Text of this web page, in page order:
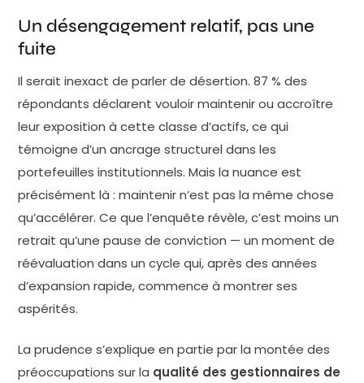
sécurisé aux stratégies mezzanine ou distressed bien
plus risquées. Le spectre des fonds zombis C'est …
Un désengagement relatif, pas une
fuite
Il serait inexact de parler de désertion. 87 % des
répondants déclarent vouloir maintenir ou accroître
leur exposition à cette classe d’actifs, ce qui
témoigne d’un ancrage structurel dans les
portefeuilles institutionnels. Mais la nuance est
précisément là : maintenir n’est pas la même chose
qu’accélérer. Ce que l’enquête révèle, c’est moins un
retrait qu’une pause de conviction — un moment de
réévaluation dans un cycle qui, après des années
d’expansion rapide, commence à montrer ses
aspérités.
La prudence s’explique en partie par la montée des
préoccupations sur la qualité des gestionnaires de